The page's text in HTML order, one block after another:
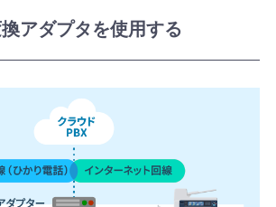
アダプタを使用する